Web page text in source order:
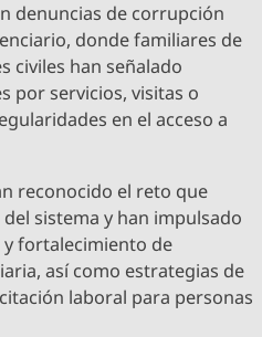
denuncias de corrupción
donde familiares de
civiles han señalado
por servicios, visitas o
en el acceso a
reconocido el reto que
sistema y han impulsado
fortalecimiento de
así como estrategias de
laboral para personas